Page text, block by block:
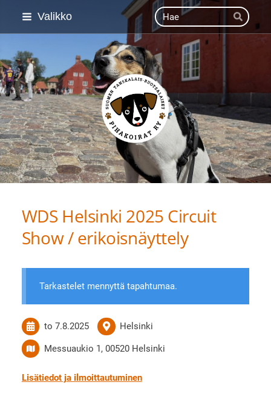
Siirry
Valikko Haku
Hae
Suomen Tanskalais-
WDS Helsinki 2025 Circuit
Show / erikoisnäyttely
Tarkastelet mennyttä tapahtumaa.
to 7.8.2025 Helsinki
Messuaukio 1, 00520 Helsinki
Lisätiedot ja ilmoittautuminen